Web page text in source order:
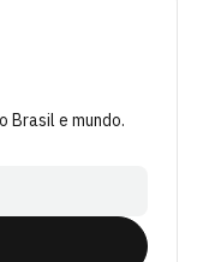
Brasil e mundo.